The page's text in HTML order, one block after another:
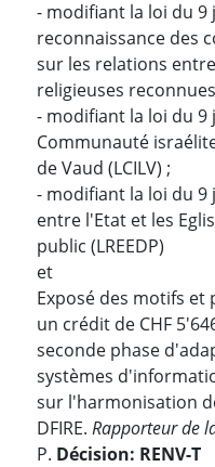
- modifiant la loi du 9
reconnaissance des
sur les relations
religieuses
- modifiant la loi du 9
Communauté
de Vaud (LCILV) ;
- modifiant la loi du 9
entre l'Etat et les
public (LREEDP)
et
Exposé des motifs
un crédit de CHF
seconde phase
systèmes
sur l'harmonisation
DFIRE. Rapporteur de
P. Décision: RENV-T